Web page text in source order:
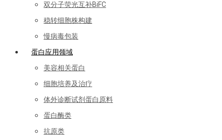
双分子荧光互补BiFC
稳转细胞株构建
慢病毒包装
蛋白应用领域
美容相关蛋白
细胞培养及治疗
体外诊断试剂蛋白原料
蛋白酶类
抗原类